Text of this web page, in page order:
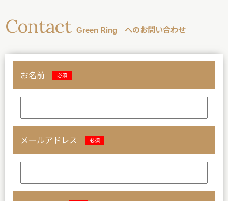
Contact Green Ring へのお問い合わせ
お名前 必須
メールアドレス 必須